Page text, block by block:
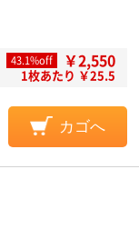
43.1%off ￥2,550
1枚あたり ￥25.5
カゴへ